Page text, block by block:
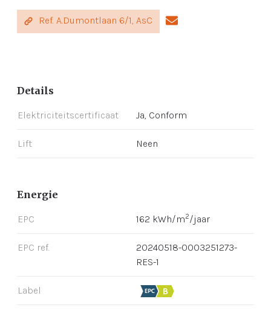
Ref. A.Dumontlaan 6/1, AsC
Details
Elektriciteitscertificaat Ja, Conform
Lift Neen
Energie
EPC 162 kWh/m2/jaar
EPC ref.
20240518-0003251273-
RES-1
Label